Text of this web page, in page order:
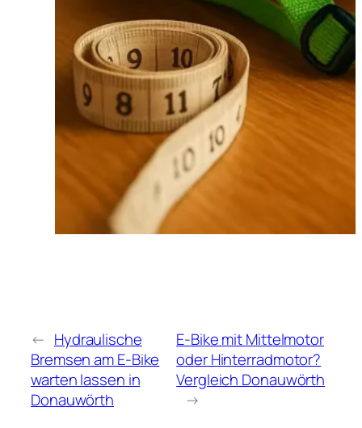
← Hydraulische
Bremsen am E-Bike
warten lassen in
Donauwörth
E-Bike mit Mittelmotor
oder Hinterradmotor?
Vergleich Donauwörth
→